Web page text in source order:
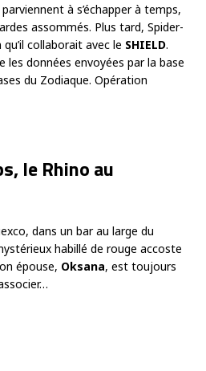
parviennent à s’échapper à temps,
assommés. Plus tard, Spider-
collaborait avec le SHIELD.
les données envoyées par la base
du Zodiaque. Opération
le Rhino au
dans un bar au large du
habillé de rouge accoste
épouse, Oksana, est toujours